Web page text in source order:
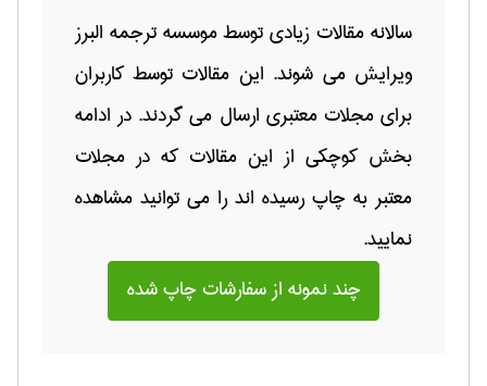
سالانه مقالات زیادی توسط موسسه ترجمه البرز
ویرایش می شوند. این مقالات توسط کاربران
برای مجلات معتبری ارسال می گردند. در ادامه
بخش کوچکی از این مقالات که در مجلات
معتبر به چاپ رسیده اند را می توانید مشاهده
نمایید.
چند نمونه از سفارشات چاپ شده